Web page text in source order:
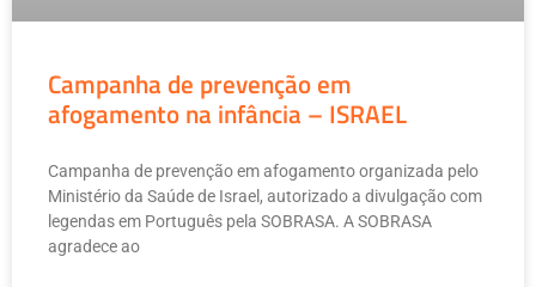
Campanha de prevenção em
afogamento na infância – ISRAEL
Campanha de prevenção em afogamento organizada pelo
Ministério da Saúde de Israel, autorizado a divulgação com
legendas em Português pela SOBRASA. A SOBRASA
agradece ao